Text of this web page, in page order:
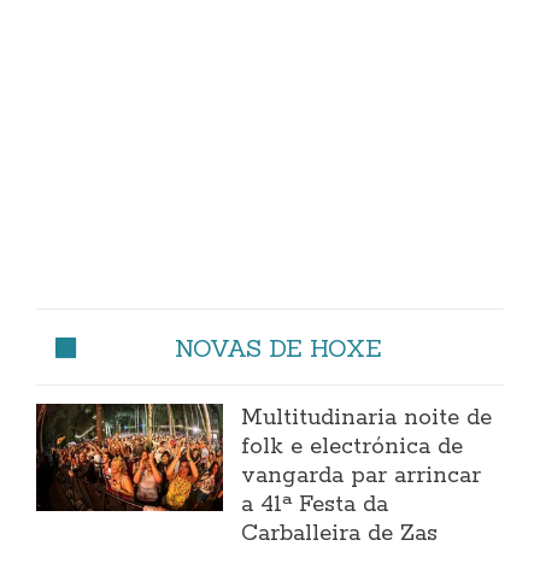
NOVAS DE HOXE
Multitudinaria noite de
folk e electrónica de
vangarda par arrincar
a 41ª Festa da
Carballeira de Zas